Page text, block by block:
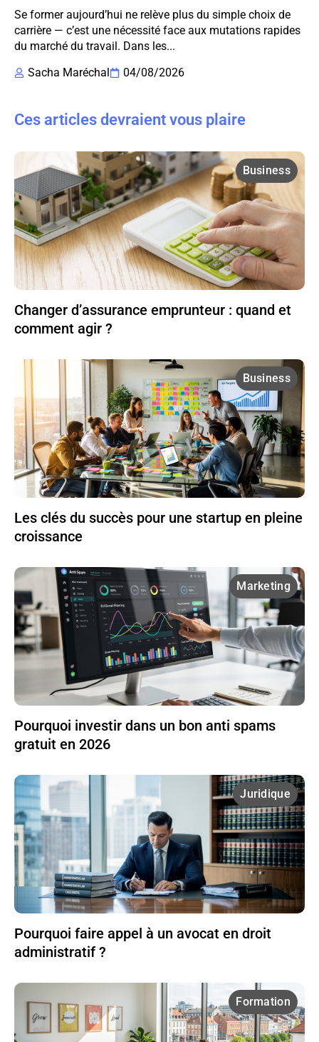
Se former aujourd’hui ne relève plus du simple choix de
carrière — c’est une nécessité face aux mutations rapides
du marché du travail. Dans les...
Sacha Maréchal
04/08/2026
Ces articles devraient vous plaire
Business
Changer d’assurance emprunteur : quand et
comment agir ?
Business
Les clés du succès pour une startup en pleine
croissance
Marketing
Pourquoi investir dans un bon anti spams
gratuit en 2026
Juridique
Pourquoi faire appel à un avocat en droit
administratif ?
Formation